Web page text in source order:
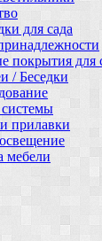
для сада
покрытия для
/ Беседки
прилавки
мебели